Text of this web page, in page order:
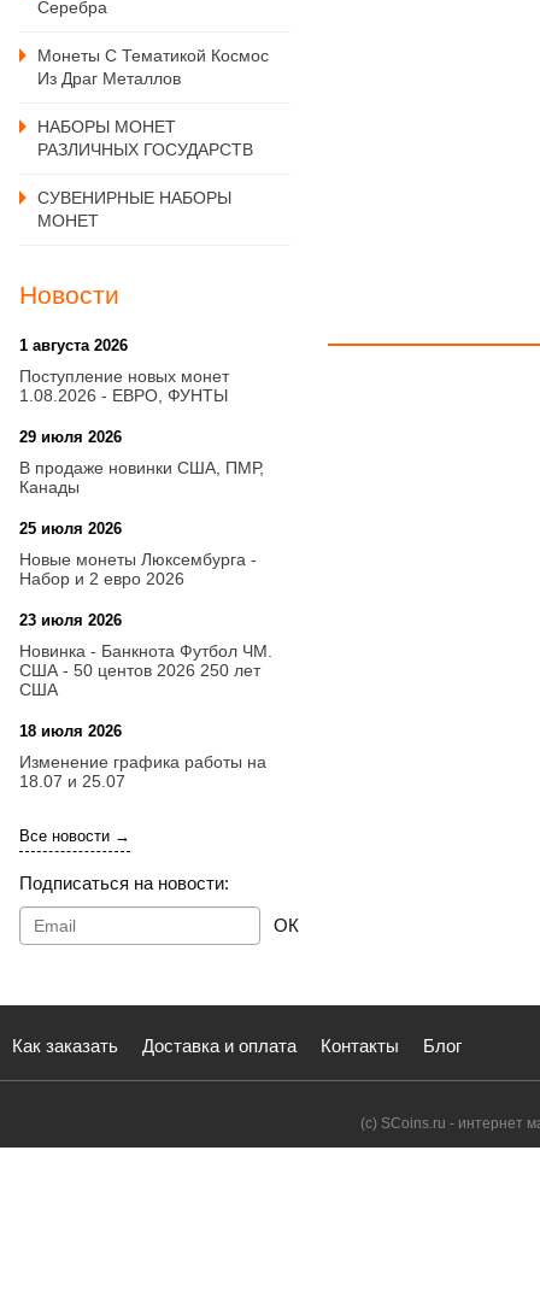
Серебра
Монеты С Тематикой Космос
Из Драг Металлов
НАБОРЫ МОНЕТ
РАЗЛИЧНЫХ ГОСУДАРСТВ
СУВЕНИРНЫЕ НАБОРЫ
МОНЕТ
Новости
1 августа 2026
Поступление новых монет
1.08.2026 - ЕВРО, ФУНТЫ
29 июля 2026
В продаже новинки США, ПМР,
Канады
25 июля 2026
Новые монеты Люксембурга -
Набор и 2 евро 2026
23 июля 2026
Новинка - Банкнота Футбол ЧМ.
США - 50 центов 2026 250 лет
США
18 июля 2026
Изменение графика работы на
18.07 и 25.07
Все новости →
Подписаться на новости:
ОК
Как заказать Доставка и оплата Контакты Блог
(с) SCoins.ru - интернет